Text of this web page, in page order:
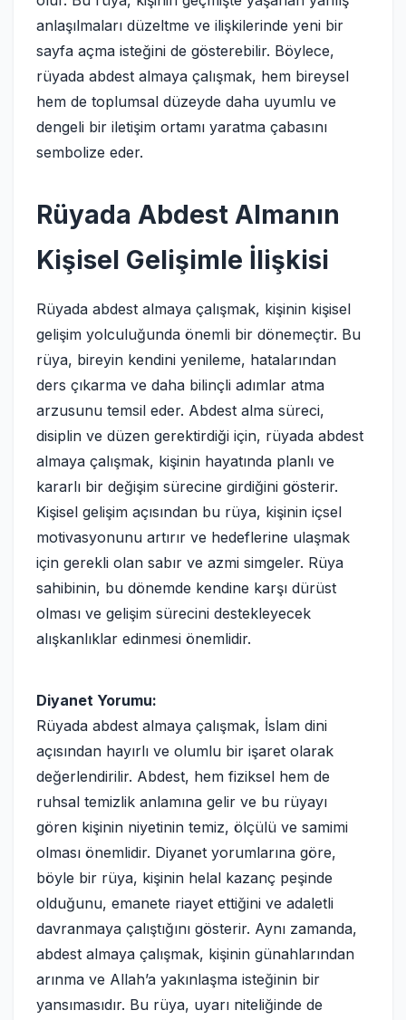
anlaşılmaları düzeltme ve ilişkilerinde yeni bir
sayfa açma isteğini de gösterebilir. Böylece,
rüyada abdest almaya çalışmak, hem bireysel
hem de toplumsal düzeyde daha uyumlu ve
dengeli bir iletişim ortamı yaratma çabasını
sembolize eder.
Rüyada Abdest Almanın
Kişisel Gelişimle İlişkisi
Rüyada abdest almaya çalışmak, kişinin kişisel
gelişim yolculuğunda önemli bir dönemeçtir. Bu
rüya, bireyin kendini yenileme, hatalarından
ders çıkarma ve daha bilinçli adımlar atma
arzusunu temsil eder. Abdest alma süreci,
disiplin ve düzen gerektirdiği için, rüyada abdest
almaya çalışmak, kişinin hayatında planlı ve
kararlı bir değişim sürecine girdiğini gösterir.
Kişisel gelişim açısından bu rüya, kişinin içsel
motivasyonunu artırır ve hedeflerine ulaşmak
için gerekli olan sabır ve azmi simgeler. Rüya
sahibinin, bu dönemde kendine karşı dürüst
olması ve gelişim sürecini destekleyecek
alışkanlıklar edinmesi önemlidir.
Diyanet Yorumu:
Rüyada abdest almaya çalışmak, İslam dini
açısından hayırlı ve olumlu bir işaret olarak
değerlendirilir. Abdest, hem fiziksel hem de
ruhsal temizlik anlamına gelir ve bu rüyayı
gören kişinin niyetinin temiz, ölçülü ve samimi
olması önemlidir. Diyanet yorumlarına göre,
böyle bir rüya, kişinin helal kazanç peşinde
olduğunu, emanete riayet ettiğini ve adaletli
davranmaya çalıştığını gösterir. Aynı zamanda,
abdest almaya çalışmak, kişinin günahlarından
arınma ve Allah’a yakınlaşma isteğinin bir
yansımasıdır. Bu rüya, uyarı niteliğinde de